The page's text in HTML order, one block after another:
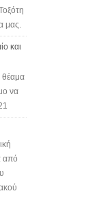
μας.
και
θέαμα
να
από